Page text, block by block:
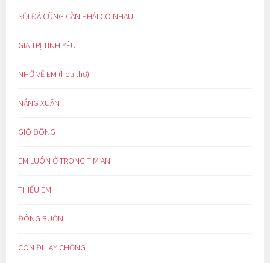
SỎI ĐÁ CŨNG CẦN PHẢI CÓ NHAU
GIÁ TRỊ TÌNH YÊU
NHỚ VỀ EM (hoạ thơ)
NẮNG XUÂN
GIÓ ĐÔNG
EM LUÔN Ở TRONG TIM ANH
THIẾU EM
ĐÔNG BUỒN
CON ĐI LẤY CHỒNG